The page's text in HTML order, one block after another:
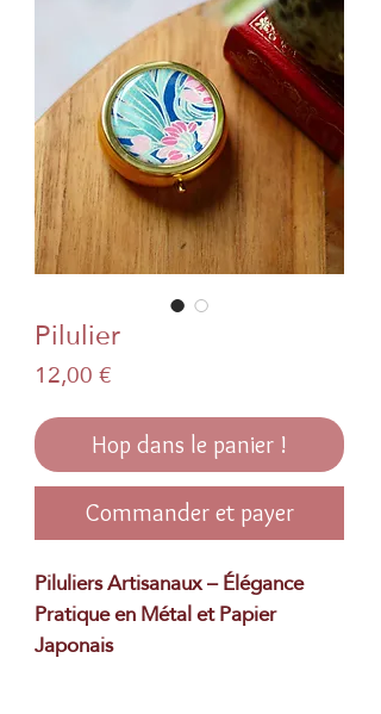
Pilulier
12,00 €
Hop dans le panier !
Commander et payer
Piluliers Artisanaux – Élégance
Pratique en Métal et Papier
Japonais